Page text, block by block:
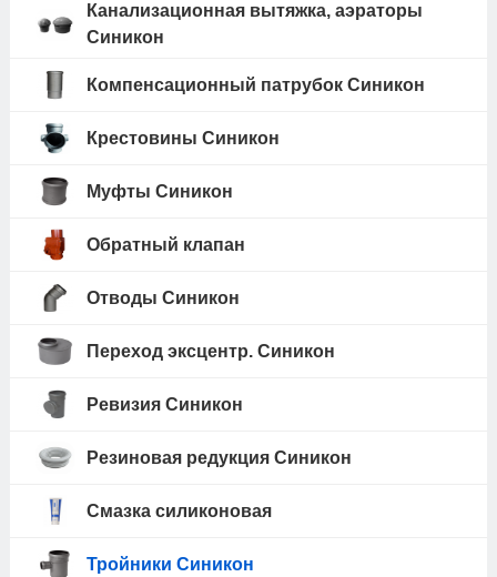
Канализационная вытяжка, аэраторы
Синикон
Компенсационный патрубок Синикон
Крестовины Синикон
Муфты Синикон
Обратный клапан
Отводы Синикон
Переход эксцентр. Синикон
Ревизия Синикон
Резиновая редукция Синикон
Смазка силиконовая
Тройники Синикон